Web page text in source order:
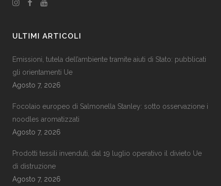
ULTIMI ARTICOLI
Emissioni, tutela dell’ambiente tramite aiuti di Stato: pubblicati
gli orientamenti Ue
Agosto 7, 2026
Focolaio europeo di Salmonella Stanley: sotto osservazione i
noodles aromatizzati
Agosto 7, 2026
Prodotti tessili invenduti, dal 19 luglio operativo il divieto Ue
di distruzione
Agosto 7, 2026